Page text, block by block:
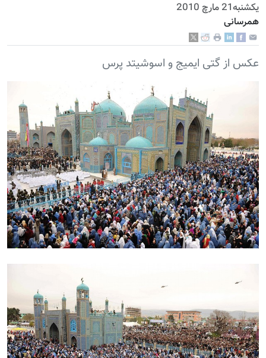
يكشنبه21 مارچ 2010
همرسانی
عکس از گتی ایمیج و اسوشیتد پرس